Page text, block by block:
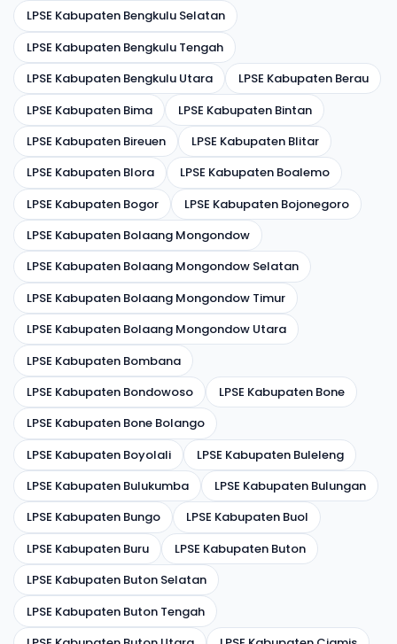
LPSE Kabupaten Bengkulu Selatan
LPSE Kabupaten Bengkulu Tengah
LPSE Kabupaten Bengkulu Utara
LPSE Kabupaten Berau
LPSE Kabupaten Bima
LPSE Kabupaten Bintan
LPSE Kabupaten Bireuen
LPSE Kabupaten Blitar
LPSE Kabupaten Blora
LPSE Kabupaten Boalemo
LPSE Kabupaten Bogor
LPSE Kabupaten Bojonegoro
LPSE Kabupaten Bolaang Mongondow
LPSE Kabupaten Bolaang Mongondow Selatan
LPSE Kabupaten Bolaang Mongondow Timur
LPSE Kabupaten Bolaang Mongondow Utara
LPSE Kabupaten Bombana
LPSE Kabupaten Bondowoso
LPSE Kabupaten Bone
LPSE Kabupaten Bone Bolango
LPSE Kabupaten Boyolali
LPSE Kabupaten Buleleng
LPSE Kabupaten Bulukumba
LPSE Kabupaten Bulungan
LPSE Kabupaten Bungo
LPSE Kabupaten Buol
LPSE Kabupaten Buru
LPSE Kabupaten Buton
LPSE Kabupaten Buton Selatan
LPSE Kabupaten Buton Tengah